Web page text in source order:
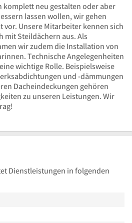
komplett neu gestalten oder aber
lassen wollen, wir gehen
Unsere Mitarbeiter kennen sich
mit Steildächern aus. Als
wir zudem die Installation von
Technische Angelegenheiten
wichtige Rolle. Beispielsweise
und -dämmungen
Dacheindeckungen gehören
zu unseren Leistungen. Wir
Dienstleistungen in folgenden